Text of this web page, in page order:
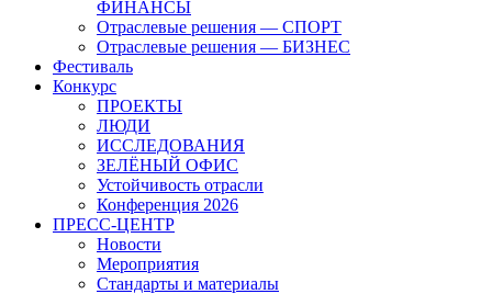
ФИНАНСЫ
Отраслевые решения — СПОРТ
Отраслевые решения — БИЗНЕС
Фестиваль
Конкурс
ПРОЕКТЫ
ЛЮДИ
ИССЛЕДОВАНИЯ
ЗЕЛЁНЫЙ ОФИС
Устойчивость отрасли
Конференция 2026
ПРЕСС-ЦЕНТР
Новости
Мероприятия
Стандарты и материалы